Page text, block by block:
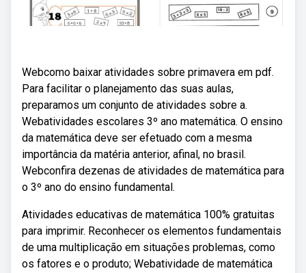
Webcomo baixar atividades sobre primavera em pdf.
Para facilitar o planejamento das suas aulas,
preparamos um conjunto de atividades sobre a.
Webatividades escolares 3º ano matemática. O ensino
da matemática deve ser efetuado com a mesma
importância da matéria anterior, afinal, no brasil.
Webconfira dezenas de atividades de matemática para
o 3º ano do ensino fundamental.
Atividades educativas de matemática 100% gratuitas
para imprimir. Reconhecer os elementos fundamentais
de uma multiplicação em situações problemas, como
os fatores e o produto; Webatividade de matemática